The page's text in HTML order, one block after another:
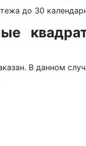
до 30
В данном